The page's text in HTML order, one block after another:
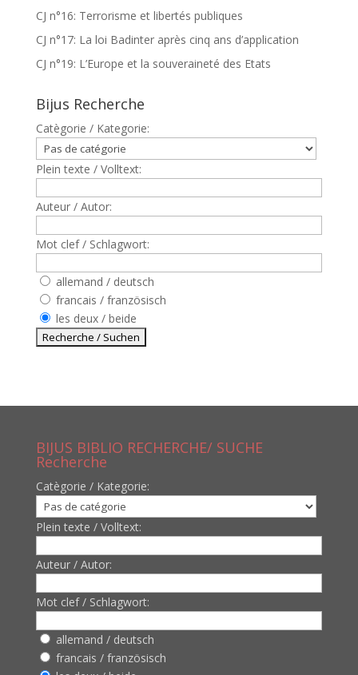
CJ n°16: Terrorisme et libertés publiques
CJ n°17: La loi Badinter après cinq ans d’application
CJ n°19: L’Europe et la souveraineté des Etats
Bijus Recherche
Catègorie / Kategorie:
Plein texte / Volltext:
Auteur / Autor:
Mot clef / Schlagwort:
allemand / deutsch
francais / französisch
les deux / beide
BIJUS BIBLIO RECHERCHE/ SUCHE
Recherche
Catègorie / Kategorie:
Plein texte / Volltext:
Auteur / Autor:
Mot clef / Schlagwort:
allemand / deutsch
francais / französisch